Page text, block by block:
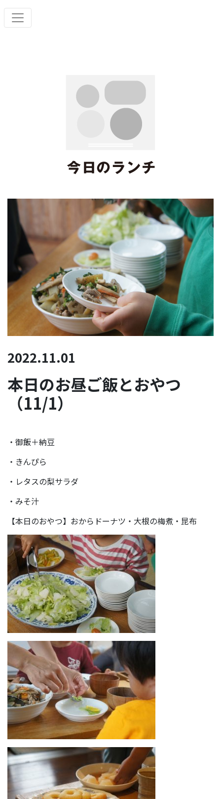
2022.11.01
本日のお昼ご飯とおやつ
（11/1）
・御飯＋納豆
・きんぴら
・レタスの梨サラダ
・みそ汁
【本日のおやつ】おからドーナツ・大根の梅煮・昆布